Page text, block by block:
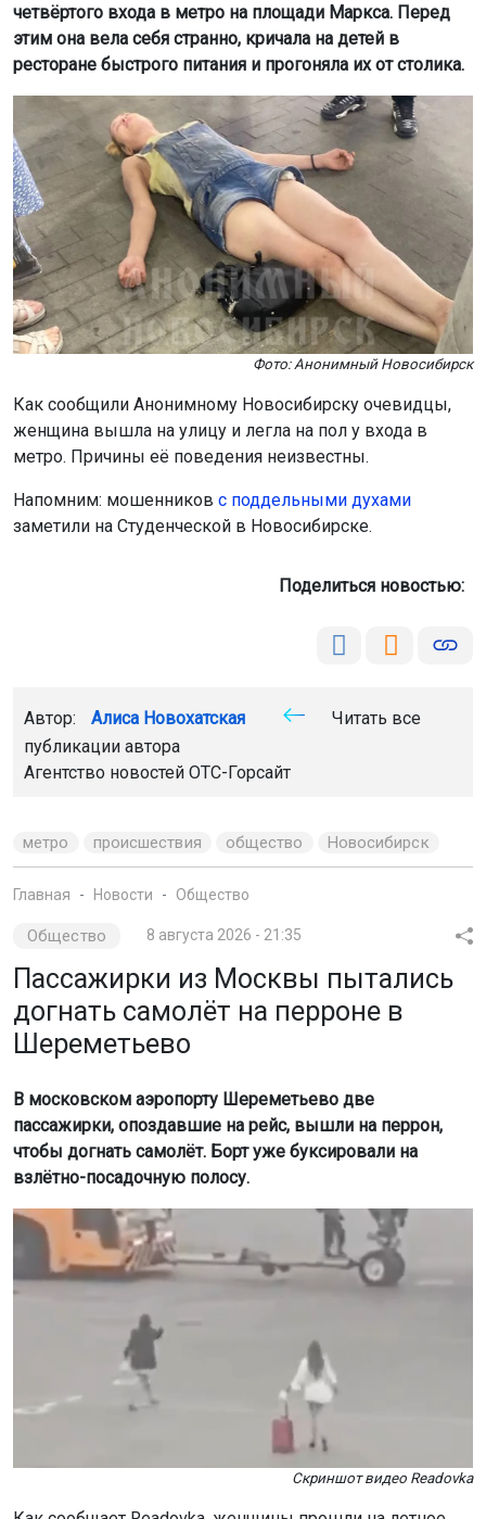
четвёртого входа в метро на площади Маркса. Перед
этим она вела себя странно, кричала на детей в
ресторане быстрого питания и прогоняла их от столика.
Фото: Анонимный Новосибирск
Как сообщили Анонимному Новосибирску очевидцы,
женщина вышла на улицу и легла на пол у входа в
метро. Причины её поведения неизвестны.
Напомним: мошенников с поддельными духами
заметили на Студенческой в Новосибирске.
Поделиться новостью:
Автор: Алиса Новохатская
Читать все
публикации автора
Агентство новостей ОТС-Горсайт
метро происшествия общество Новосибирск
Главная Новости Общество
Общество 8 августа 2026 - 21:35
Пассажирки из Москвы пытались
догнать самолёт на перроне в
Шереметьево
В московском аэропорту Шереметьево две
пассажирки, опоздавшие на рейс, вышли на перрон,
чтобы догнать самолёт. Борт уже буксировали на
взлётно-посадочную полосу.
Скриншот видео Readovka